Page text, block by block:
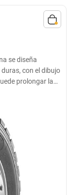
se diseña
con el dibujo
prolongar la